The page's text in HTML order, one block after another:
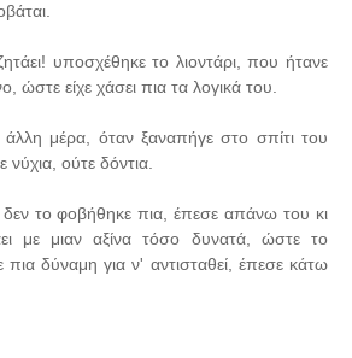
υποσχέθηκε το λιοντάρι, που ήτανε
ώστε είχε χάσει πια τα λογικά του.
άλλη μέρα, όταν ξαναπήγε στο σπίτι του
νύχια, ούτε δόντια.
το φοβήθηκε πια, έπεσε απάνω του κι
με μιαν αξίνα τόσο δυνατά, ώστε το
πια δύναμη για ν' αντισταθεί, έπεσε κάτω